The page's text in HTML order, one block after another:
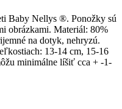
Baby Nellys ®. Ponožky sú
obrázkami. Materiál: 80%
na dotyk, nehryzú.
13-14 cm, 15-16
minimálne líšiť cca + -1-